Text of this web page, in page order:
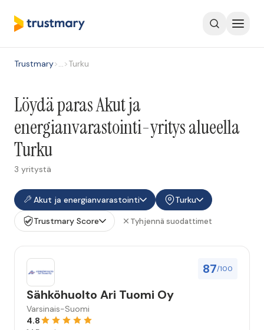
Trustmary>…>Turku
Löydä paras Akut ja
energianvarastointi-yritys alueella
Turku
3 yritystä
Akut ja energianvarastointi
Turku
Trustmary Score
Tyhjennä suodattimet
87/100
Sähköhuolto Ari Tuomi Oy
Varsinais-Suomi
4.8